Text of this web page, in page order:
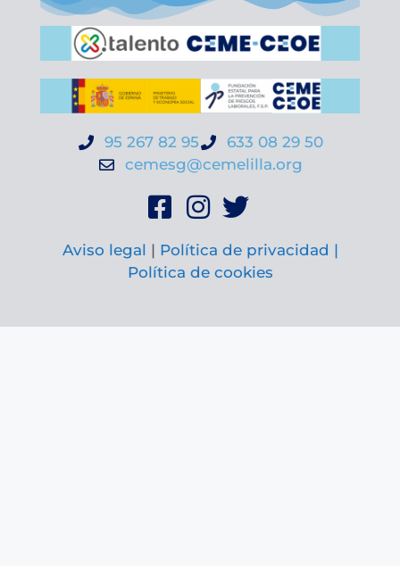
95 267 82 95
633 08 29 50
cemesg@cemelilla.org
Aviso legal | Política de privacidad |
Política de cookies